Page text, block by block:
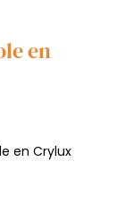
en
en Crylux